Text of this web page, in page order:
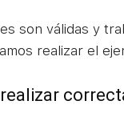
son válidas y
realizar el